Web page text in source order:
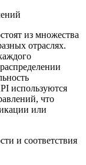
из множества
отраслях.
используются
что
или
и соответствия